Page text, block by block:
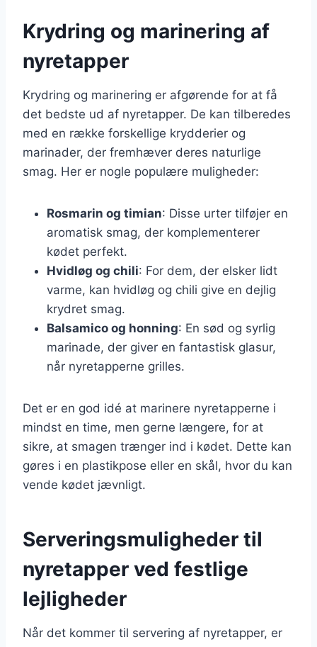
Krydring og marinering af
nyretapper
Krydring og marinering er afgørende for at få
det bedste ud af nyretapper. De kan tilberedes
med en række forskellige krydderier og
marinader, der fremhæver deres naturlige
smag. Her er nogle populære muligheder:
Rosmarin og timian: Disse urter tilføjer en
aromatisk smag, der komplementerer
kødet perfekt.
Hvidløg og chili: For dem, der elsker lidt
varme, kan hvidløg og chili give en dejlig
krydret smag.
Balsamico og honning: En sød og syrlig
marinade, der giver en fantastisk glasur,
når nyretapperne grilles.
Det er en god idé at marinere nyretapperne i
mindst en time, men gerne længere, for at
sikre, at smagen trænger ind i kødet. Dette kan
gøres i en plastikpose eller en skål, hvor du kan
vende kødet jævnligt.
Serveringsmuligheder til
nyretapper ved festlige
lejligheder
Når det kommer til servering af nyretapper, er